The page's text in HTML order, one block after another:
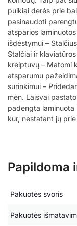
puikiai derės prie
pasinaudoti
atsparios
išdėstymui –
Stalčiai ir
kreiptuvų – Matomi
atsparumu
surinkimui –
mėn. Laisvai
padengta
kur, nestatant jų prie
Papildoma
Pakuotės svoris
Pakuotės